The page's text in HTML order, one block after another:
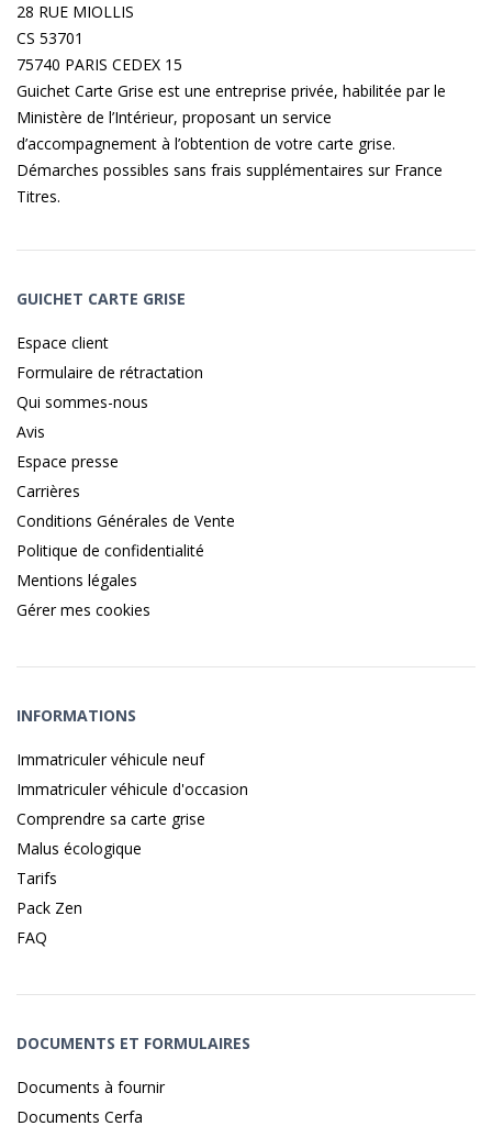
28 RUE MIOLLIS
CS 53701
75740 PARIS CEDEX 15
Guichet Carte Grise est une entreprise privée, habilitée par le
Ministère de l’Intérieur, proposant un service
d’accompagnement à l’obtention de votre carte grise.
Démarches possibles sans frais supplémentaires sur France
Titres.
GUICHET CARTE GRISE
Espace client
Formulaire de rétractation
Qui sommes-nous
Avis
Espace presse
Carrières
Conditions Générales de Vente
Politique de confidentialité
Mentions légales
Gérer mes cookies
INFORMATIONS
Immatriculer véhicule neuf
Immatriculer véhicule d'occasion
Comprendre sa carte grise
Malus écologique
Tarifs
Pack Zen
FAQ
DOCUMENTS ET FORMULAIRES
Documents à fournir
Documents Cerfa